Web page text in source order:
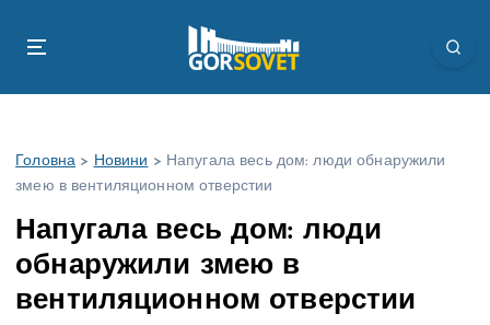
Головна > Новини > Напугала весь дом: люди обнаружили
змею в вентиляционном отверстии
Напугала весь дом: люди
обнаружили змею в
вентиляционном отверстии